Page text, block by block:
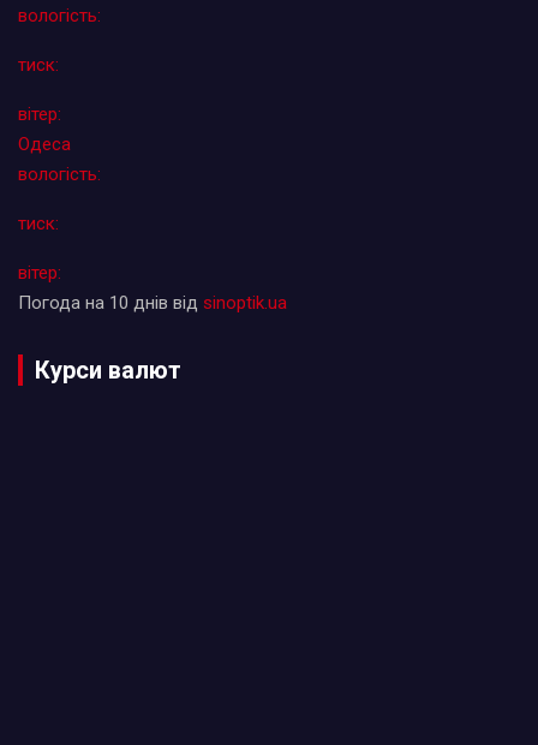
вологість:
тиск:
вітер:
Одеса
вологість:
тиск:
вітер:
Погода на 10 днів від sinoptik.ua
Курси валют